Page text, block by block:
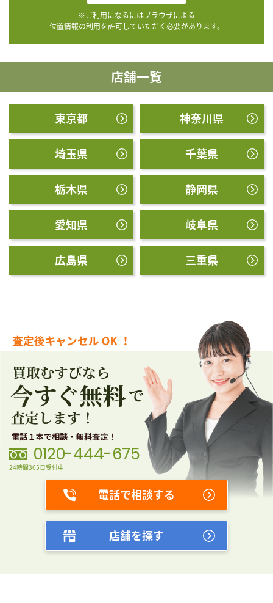
※ご利用になるにはブラウザによる
位置情報の利用を許可していただく必要があります。
店舗一覧
東京都 神奈川県
埼玉県 千葉県
栃木県 静岡県
愛知県 岐阜県
広島県 三重県
0120-444-675
24時間365日受付中
電話で相談する
店舗を探す